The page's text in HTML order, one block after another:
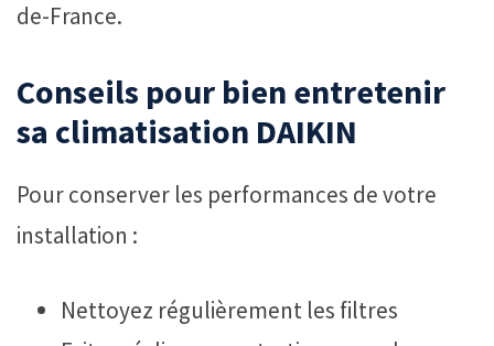
de-France.
Conseils pour bien entretenir
sa climatisation DAIKIN
Pour conserver les performances de votre
installation :
Nettoyez régulièrement les filtres